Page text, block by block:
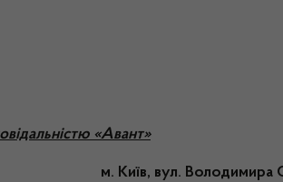
«Авант»
м. Київ, вул.